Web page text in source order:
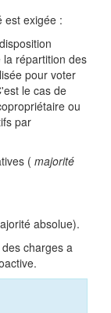
est exigée :
répartition des
pour voter
le cas de
ou
par
( majorité
absolue).
charges a